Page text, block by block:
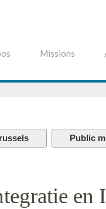
Missions
Public
en